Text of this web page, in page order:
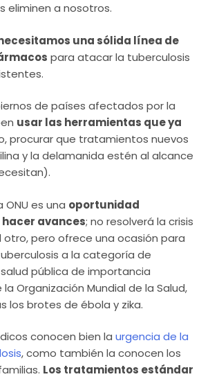
eliminen a nosotros.
una sólida línea de
para atacar la tuberculosis
de países afectados por la
usar las herramientas que ya
procurar que tratamientos nuevos
y la delamanida estén al alcance
ONU es una oportunidad
avances; no resolverá la crisis
otro, pero ofrece una ocasión para
a la categoría de
pública de importancia
Organización Mundial de la Salud,
los brotes de ébola y zika.
conocen bien la urgencia de la
, como también la conocen los
Los tratamientos estándar